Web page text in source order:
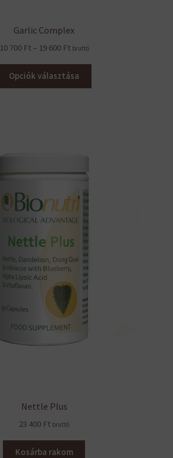
Garlic Complex
10 700 Ft – 19 600 FtÁrtartomány:
700 Ft
–
bruttó
Opciók választása
Nettle Plus
23 400 Ft bruttó
Kosárba rakom